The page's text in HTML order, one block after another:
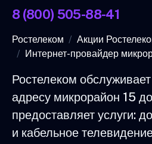
8 (800) 505-88-41
Ростелеком
Акции
Интернет-провайдер
Ростелеком
адресу микрорайон 15
предоставляет услуги:
и кабельное